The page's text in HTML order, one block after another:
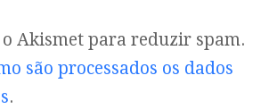
Akismet para reduzir spam.
são processados os dados
.